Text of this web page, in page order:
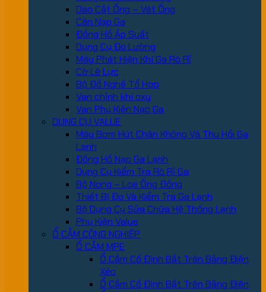
Dao Cắt Ống – Vét Ống
Cân Nạp Ga
Đồng Hồ Áp Suất
Dụng Cụ Đo Lường
Máy Phát Hiện Khí Ga Rò Rỉ
Cờ Lê Lực
Bộ Đồ Nghề Tổ Hợp
Van chỉnh khí oxy
Van Phụ Kiện Nạp Ga
DỤNG CỤ VALUE
Máy Bơm Hút Chân Không Và Thu Hồi Ga
Lạnh
Đồng Hồ Nạp Ga Lạnh
Dụng Cụ Kiểm Tra Rò Rỉ Ga
Bộ Nong – Loe Ống Đồng
Thiết Bị Đo Và Kiểm Tra Ga Lạnh
Bộ Dụng Cụ Sửa Chữa Hệ Thống Lạnh
Phụ Kiện Value
Ổ CẮM CÔNG NGHIỆP
Ổ CẮM MPE
Ổ Cắm Cố Định Bắt Trên Bảng Điện
Xéo
Ổ Cắm Cố Định Bắt Trên Bảng Điện